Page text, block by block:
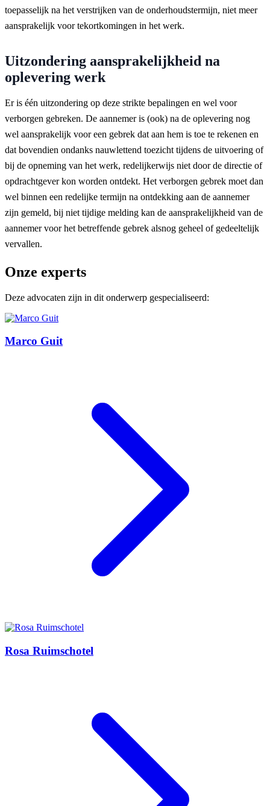
toepasselijk na het verstrijken van de onderhoudstermijn, niet meer
aansprakelijk voor tekortkomingen in het werk.
Uitzondering aansprakelijkheid na
oplevering werk
Er is één uitzondering op deze strikte bepalingen en wel voor
verborgen gebreken. De aannemer is (ook) na de oplevering nog
wel aansprakelijk voor een gebrek dat aan hem is toe te rekenen en
dat bovendien ondanks nauwlettend toezicht tijdens de uitvoering of
bij de opneming van het werk, redelijkerwijs niet door de directie of
opdrachtgever kon worden ontdekt. Het verborgen gebrek moet dan
wel binnen een redelijke termijn na ontdekking aan de aannemer
zijn gemeld, bij niet tijdige melding kan de aansprakelijkheid van de
aannemer voor het betreffende gebrek alsnog geheel of gedeeltelijk
vervallen.
Onze experts
Deze advocaten zijn in dit onderwerp gespecialiseerd:
Marco Guit
Rosa Ruimschotel